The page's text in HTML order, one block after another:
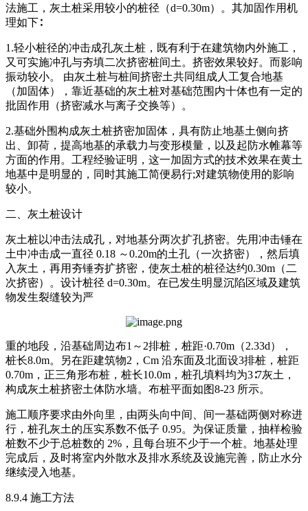
法施工，灰土桩采用较小的桩径（d=0.30m）。其加固作用机
理如下∶
1.轻小桩径的冲击成孔灰土桩，既有利于在建筑物内外施工，
又可实施冲孔与夯填二次挤密桩间土。挤密效果较好。而影响
振动较小。 由灰土桩与桩间挤密土共同组成人工复合地基
（加固体），靠近基础的灰土桩对基础范围内十体也有一定的
批固作用（挤密减水与离子交换等）。
2.基础外围构成灰土桩挤密加固体，具有防止地基土侧向挤
出、卸荷，提高地基的承载力与变形模量，以及起防水帷幕等
方面的作用。工程经验证明，这一加固方式的技术效果在黄土
地基中是明显的，同时其施工简便易行;对建筑物使用的影响
较小。
二、灰土桩设计
灰土桩以冲击法成孔，对地基分两次扩孔挤密。先用冲击锤在
土中冲击成一直径 0.18 ～0.20m的土孔（一次挤密），然后填
入灰土，再用夯锤夯扩挤密，使灰土桩的桩径达约0.30m（二
次挤密）。设计桩径 d=0.30m。在已发生明显沉陷区域及建筑
物发生裂缝较为严
重的地段，沿基础周边布1～2排桩，桩距·0.70m（2.33d），
桩长8.0m。另在距建筑物2，Cm 沿东面及北面设3排桩，桩距
0.70m，正三角形布桩，桩长10.0m，桩孔填料均为3∶7灰土，
构成灰土桩挤密土体防水墙。布桩平面如图8-23 所示。
施工顺序要求由外向里，由两头向中间、间一基础两侧对称进
行，桩孔灰土的压实系数不低子 0.95。为保证质量，抽样检验
桩数不少于总桩数的 2%，且每台班不少于一个桩。地基处理
完成后，及时将室内外散水及排水系统及设施完善，防止水分
继续浸入地基。
8.9.4 施工方法